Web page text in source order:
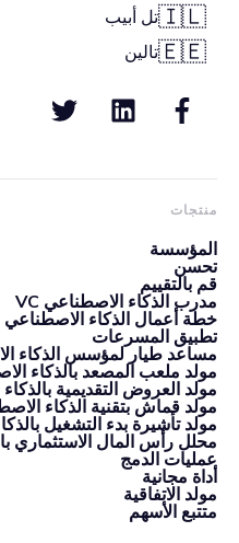
🇮🇱تل أبيب
🇪🇪تالين
منتجات
المؤسسة
تحسن
قم بالتقييم
مدرب الذكاء الاصطناعي VC
خطة أعمال الذكاء الاصطناعي
تطبيق المسرعات
مساعد طيار لمؤسس الذكاء
مولد ملعب المصعد بالذكاء
مولد العروض التقديمية بالذكاء
مولد قماش بتقنية الذكاء
مولد تأشيرة بدء التشغيل
محلل رأس المال الاستثماري
عمليات الدمج
أداة مجانية
مولد الاتفاقية
متتبع الأسهم